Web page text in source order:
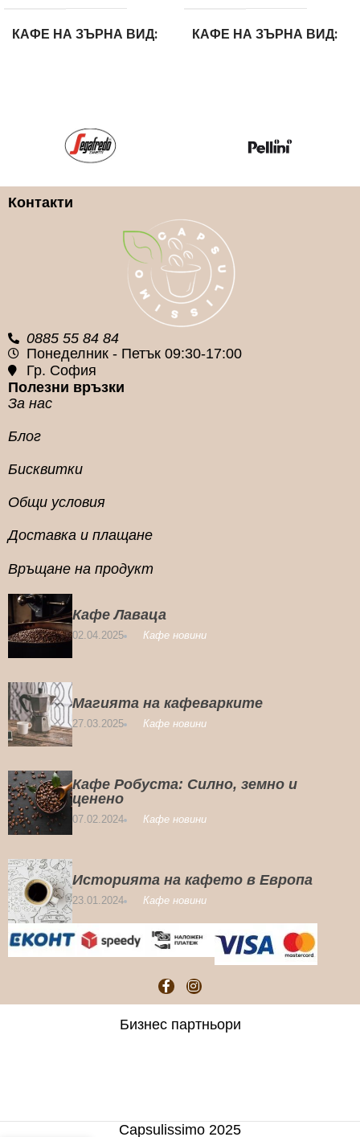
КАФЕ НА ЗЪРНА ВИД
Lavazza
КАФЕ НА ЗЪРНА ВИД
Lavazza
КАФЕ НА ЗЪРНА
ГРАМАЖ
1кг.
Контакти
0885 55 84 84
Понеделник - Петък 09:30-17:00
Гр. София
Полезни връзки
За нас
Блог
Бисквитки
Общи условия
Доставка и плащане
Връщане на продукт
Кафе Лаваца
02.04.2025 Кафе новини
Магията на кафеварките
27.03.2025 Кафе новини
Кафе Робуста: Силно, земно и
ценено
07.02.2024 Кафе новини
Историята на кафето в Европа
23.01.2024 Кафе новини
Бизнес партньори
Capsulissimo 2025